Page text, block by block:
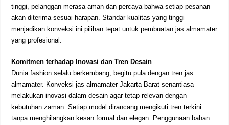
tinggi, pelanggan merasa aman dan percaya bahwa setiap pesanan
akan diterima sesuai harapan. Standar kualitas yang tinggi
menjadikan konveksi ini pilihan tepat untuk pembuatan jas almamater
yang profesional.
Komitmen terhadap Inovasi dan Tren Desain
Dunia fashion selalu berkembang, begitu pula dengan tren jas
almamater. Konveksi jas almamater Jakarta Barat senantiasa
melakukan inovasi dalam desain agar tetap relevan dengan
kebutuhan zaman. Setiap model dirancang mengikuti tren terkini
tanpa menghilangkan kesan formal dan elegan. Penggunaan bahan